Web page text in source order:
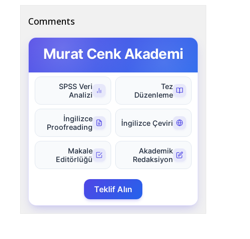
Comments
Murat Cenk Akademi
Tez
Düzenleme
SPSS Veri
Analizi
İngilizce Çeviri
İngilizce
Proofreading
Akademik
Redaksiyon
Makale
Editörlüğü
Teklif Alın